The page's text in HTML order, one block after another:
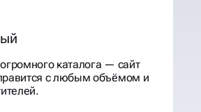
каталога — сайт
с любым объёмом и